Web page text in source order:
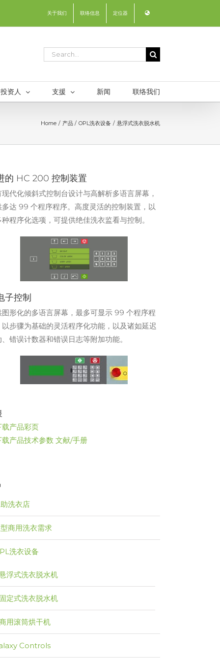
关于我们 联络信息 定位器
Search
投资人 支援 新闻 联络我们
Home 产品 OPL洗衣设备 悬浮式洗衣脱水机
的 HC 200 控制装置
代化倾斜式控制台设计与高解析多语言屏幕，
多达 99 个程序程序。高度灵活的控制装置，以
程序化选项，可提供绝佳洗衣监看与控制。
子控制
图形化的多语言屏幕，最多可显示 99 个程序程
以步骤为基础的灵活程序化功能，以及诸如延迟
错误计数器和错误日志等附加功能。
产品彩页
产品技术参数 文献/手册
洗衣店
商用洗衣需求
洗衣设备
浮式洗衣脱水机
定式洗衣脱水机
用滚筒烘干机
Controls